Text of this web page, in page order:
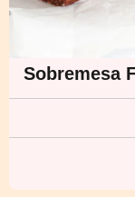
Sobremesa